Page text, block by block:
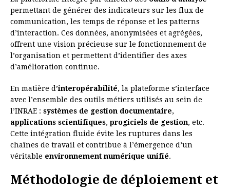
permettant de générer des indicateurs sur les flux de
communication, les temps de réponse et les patterns
d’interaction. Ces données, anonymisées et agrégées,
offrent une vision précieuse sur le fonctionnement de
l’organisation et permettent d’identifier des axes
d’amélioration continue.
En matière d’interopérabilité, la plateforme s’interface
avec l’ensemble des outils métiers utilisés au sein de
l’INRAE : systèmes de gestion documentaire,
applications scientifiques, progiciels de gestion, etc.
Cette intégration fluide évite les ruptures dans les
chaînes de travail et contribue à l’émergence d’un
véritable environnement numérique unifié.
Méthodologie de déploiement et